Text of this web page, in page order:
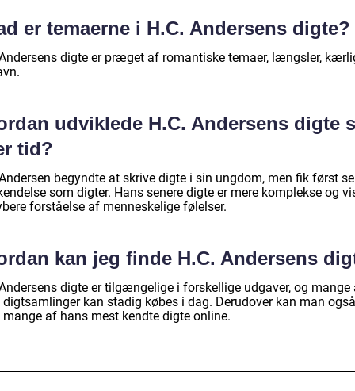
er temaerne i H.C. Andersens digte?
digte er præget af romantiske temaer, længsler,
udviklede H.C. Andersens digte
tid?
begyndte at skrive digte i sin ungdom, men fik først
som digter. Hans senere digte er mere komplekse og
forståelse af menneskelige følelser.
kan jeg finde H.C. Andersens
digte er tilgængelige i forskellige udgaver, og mange
digtsamlinger kan stadig købes i dag. Derudover kan man også
mange af hans mest kendte digte online.